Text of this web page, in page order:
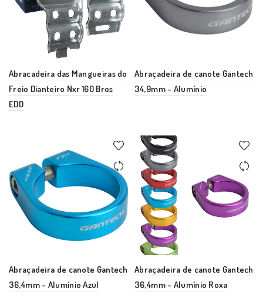
Abracadeira das Mangueiras do
Freio Dianteiro Nxr 160 Bros
EDD
Abraçadeira de canote Gantech
34,9mm – Alumínio
Abraçadeira de canote Gantech
36,4mm – Alumínio Azul
Abraçadeira de canote Gantech
36,4mm – Alumínio Roxa